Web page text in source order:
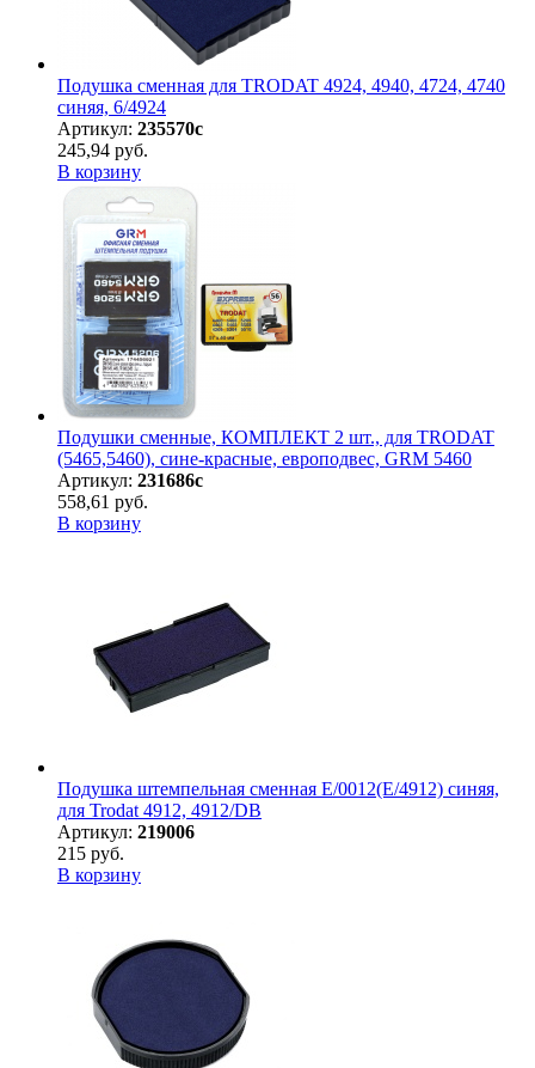
Подушка сменная для TRODAT 4924, 4940, 4724, 4740
синяя, 6/4924
Артикул: 235570с
245,94 руб.
В корзину
Подушки сменные, КОМПЛЕКТ 2 шт., для TRODAT
(5465,5460), сине-красные, европодвес, GRM 5460
Артикул: 231686с
558,61 руб.
В корзину
Подушка штемпельная сменная E/0012(E/4912) синяя,
для Trodat 4912, 4912/DB
Артикул: 219006
215 руб.
В корзину